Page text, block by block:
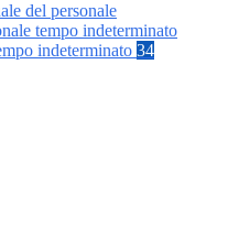
del personale
tempo indeterminato
indeterminato 34